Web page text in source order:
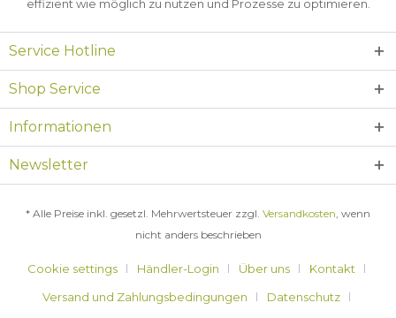
effizient wie möglich zu nutzen und Prozesse zu optimieren.
Service Hotline
Shop Service
Informationen
Newsletter
* Alle Preise inkl. gesetzl. Mehrwertsteuer zzgl. Versandkosten, wenn
nicht anders beschrieben
Cookie settings Händler-Login Über uns
Kontakt
Versand und Zahlungsbedingungen
Datenschutz